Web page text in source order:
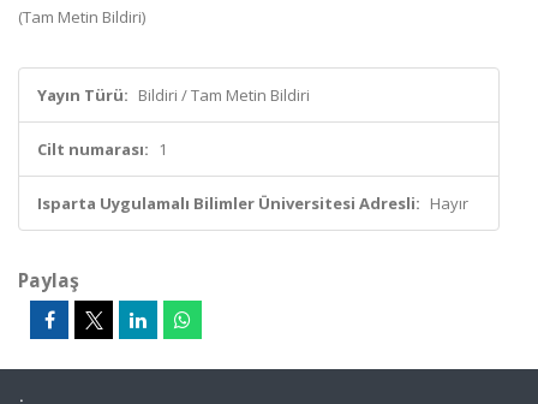
(Tam Metin Bildiri)
Yayın Türü: Bildiri / Tam Metin Bildiri
Cilt numarası: 1
Isparta Uygulamalı Bilimler Üniversitesi Adresli: Hayır
Paylaş